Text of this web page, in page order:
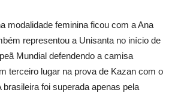
modalidade feminina ficou com a Ana
representou a Unisanta no início de
Mundial defendendo a camisa
terceiro lugar na prova de Kazan com o
foi superada apenas pela